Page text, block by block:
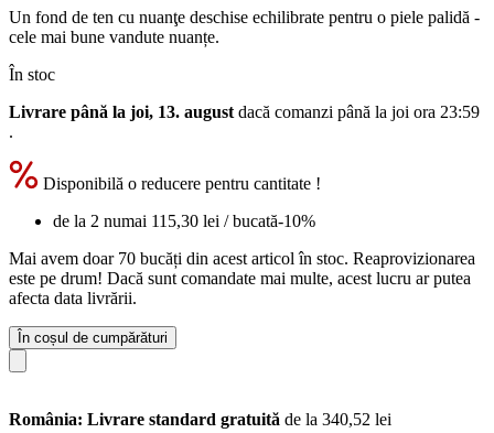
Un fond de ten cu nuanţe deschise echilibrate pentru o piele palidă -
cele mai bune vandute nuanțe.
În stoc
Livrare până la joi, 13. august dacă comanzi până la joi ora 23:59
.
Disponibilă o reducere pentru cantitate !
de la 2 numai 115,30 lei / bucată-10%
Mai avem doar 70 bucăți din acest articol în stoc. Reaprovizionarea
este pe drum! Dacă sunt comandate mai multe, acest lucru ar putea
afecta data livrării.
În coșul de cumpărături
România: Livrare standard gratuită de la 340,52 lei